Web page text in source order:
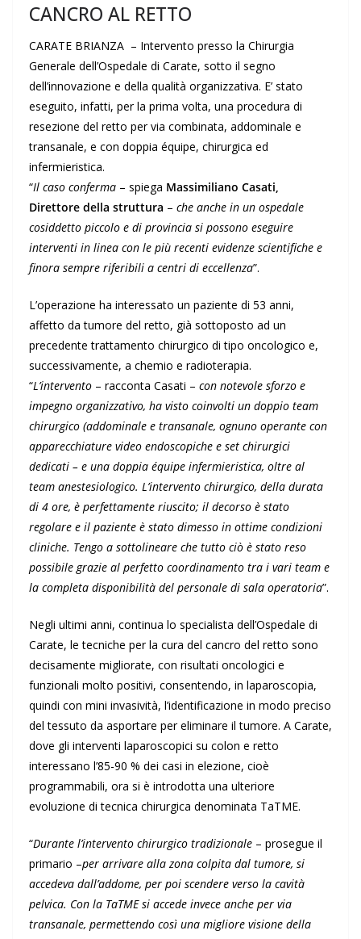
CANCRO AL RETTO
CARATE BRIANZA – Intervento presso la Chirurgia
Generale dell’Ospedale di Carate, sotto il segno
dell’innovazione e della qualità organizzativa. E’ stato
eseguito, infatti, per la prima volta, una procedura di
resezione del retto per via combinata, addominale e
transanale, e con doppia équipe, chirurgica ed
infermieristica.
“Il caso conferma – spiega Massimiliano Casati,
Direttore della struttura – che anche in un ospedale
cosiddetto piccolo e di provincia si possono eseguire
interventi in linea con le più recenti evidenze scientifiche e
finora sempre riferibili a centri di eccellenza”.
L’operazione ha interessato un paziente di 53 anni,
affetto da tumore del retto, già sottoposto ad un
precedente trattamento chirurgico di tipo oncologico e,
successivamente, a chemio e radioterapia.
“L’intervento – racconta Casati – con notevole sforzo e
impegno organizzativo, ha visto coinvolti un doppio team
chirurgico (addominale e transanale, ognuno operante con
apparecchiature video endoscopiche e set chirurgici
dedicati – e una doppia équipe infermieristica, oltre al
team anestesiologico. L’intervento chirurgico, della durata
di 4 ore, è perfettamente riuscito; il decorso è stato
regolare e il paziente è stato dimesso in ottime condizioni
cliniche. Tengo a sottolineare che tutto ciò è stato reso
possibile grazie al perfetto coordinamento tra i vari team e
la completa disponibilità del personale di sala operatoria”.
Negli ultimi anni, continua lo specialista dell’Ospedale di
Carate, le tecniche per la cura del cancro del retto sono
decisamente migliorate, con risultati oncologici e
funzionali molto positivi, consentendo, in laparoscopia,
quindi con mini invasività, l’identificazione in modo preciso
del tessuto da asportare per eliminare il tumore. A Carate,
dove gli interventi laparoscopici su colon e retto
interessano l’85-90 % dei casi in elezione, cioè
programmabili, ora si è introdotta una ulteriore
evoluzione di tecnica chirurgica denominata TaTME.
“Durante l’intervento chirurgico tradizionale – prosegue il
primario –per arrivare alla zona colpita dal tumore, si
accedeva dall’addome, per poi scendere verso la cavità
pelvica. Con la TaTME si accede invece anche per via
transanale, permettendo così una migliore visione della